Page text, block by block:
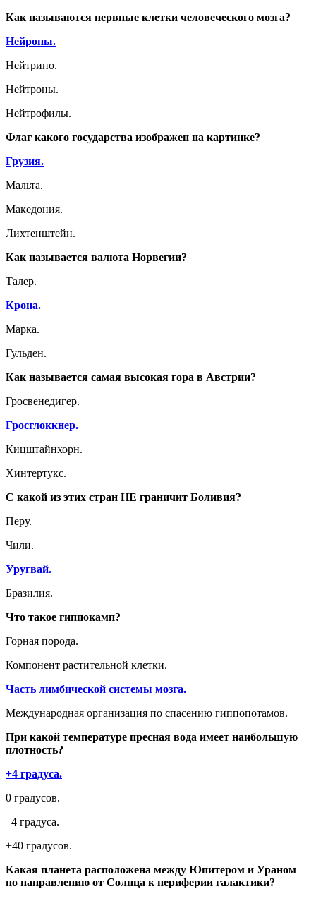
Как называются нервные клетки человеческого мозга?
Нейроны.
Нейтрино.
Нейтроны.
Нейтрофилы.
Флаг какого государства изображен на картинке?
Грузия.
Мальта.
Македония.
Лихтенштейн.
Как называется валюта Норвегии?
Талер.
Крона.
Марка.
Гульден.
Как называется самая высокая гора в Австрии?
Гросвенедигер.
Гросглоккнер.
Кицштайнхорн.
Хинтертукс.
С какой из этих стран НЕ граничит Боливия?
Перу.
Чили.
Уругвай.
Бразилия.
Что такое гиппокамп?
Горная порода.
Компонент растительной клетки.
Часть лимбической системы мозга.
Международная организация по спасению гиппопотамов.
При какой температуре пресная вода имеет наибольшую
плотность?
+4 градуса.
0 градусов.
–4 градуса.
+40 градусов.
Какая планета расположена между Юпитером и Ураном
по направлению от Солнца к периферии галактики?